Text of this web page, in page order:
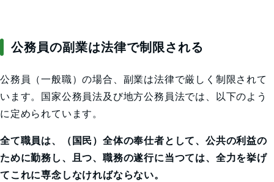
公務員の副業は法律で制限される
公務員（一般職）の場合、副業は法律で厳しく制限されて
います。国家公務員法及び地方公務員法では、以下のよう
に定められています。
全て職員は、（国民）全体の奉仕者として、公共の利益の
ために勤務し、且つ、職務の遂行に当つては、全力を挙げ
てこれに専念しなければならない。